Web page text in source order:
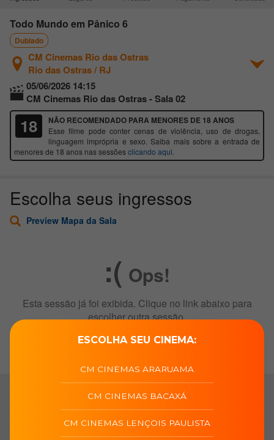
ESCOLHA SEU CINEMA:
CM CINEMAS ARARUAMA
CM CINEMAS BACAXÁ
CM CINEMAS LENÇOIS PAULISTA